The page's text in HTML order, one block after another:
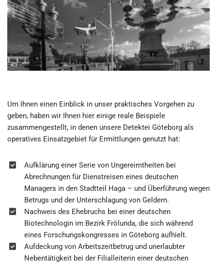
Um Ihnen einen Einblick in unser praktisches Vorgehen zu
geben, haben wir Ihnen hier einige reale Beispiele
zusammengestellt, in denen unsere Detektei Göteborg als
operatives Einsatzgebiet für Ermittlungen genutzt hat:
Aufklärung einer Serie von Ungereimtheiten bei
Abrechnungen für Dienstreisen eines deutschen
Managers in den Stadtteil Haga – und Überführung wegen
Betrugs und der Unterschlagung von Geldern.
Nachweis des Ehebruchs bei einer deutschen
Biotechnologin im Bezirk Frölunda, die sich während
eines Forschungskongresses in Göteborg aufhielt.
Aufdeckung von Arbeitszeitbetrug und unerlaubter
Nebentätigkeit bei der Filialleiterin einer deutschen